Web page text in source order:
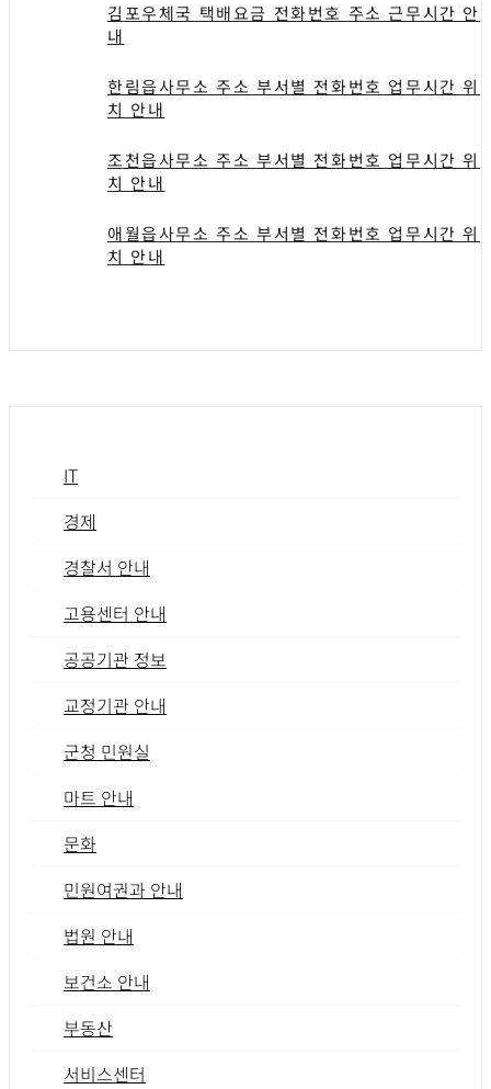
김포우체국 택배요금 전화번호 주소 근무시간 안
내
한림읍사무소 주소 부서별 전화번호 업무시간 위
치 안내
조천읍사무소 주소 부서별 전화번호 업무시간 위
치 안내
애월읍사무소 주소 부서별 전화번호 업무시간 위
치 안내
IT
경제
경찰서 안내
고용센터 안내
공공기관 정보
교정기관 안내
군청 민원실
마트 안내
문화
민원여권과 안내
법원 안내
보건소 안내
부동산
서비스센터